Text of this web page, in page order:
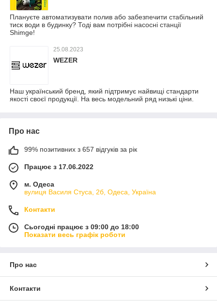
Плануєте автоматизувати полив або забезпечити стабільний
тиск води в будинку? Тоді вам потрібні насосні станції
Shimge!
25.08.2023
WEZER
Наш український бренд, який підтримує найвищі стандарти
якості своєї продукції. На весь модельний ряд низькі ціни.
Про нас
99% позитивних з 657 відгуків за рік
Працює з 17.06.2022
м. Одеса
вулиця Василя Стуса, 2б, Одеса, Україна
Контакти
Сьогодні працює з 09:00 до 18:00
Показати весь графік роботи
Про нас
Контакти